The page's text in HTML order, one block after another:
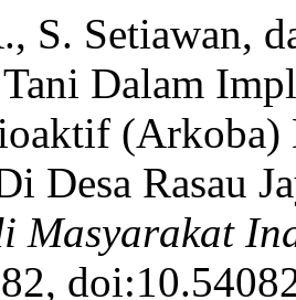
S. Setiawan,
Dalam
(Arkoba)
Desa Rasau
Masyarakat